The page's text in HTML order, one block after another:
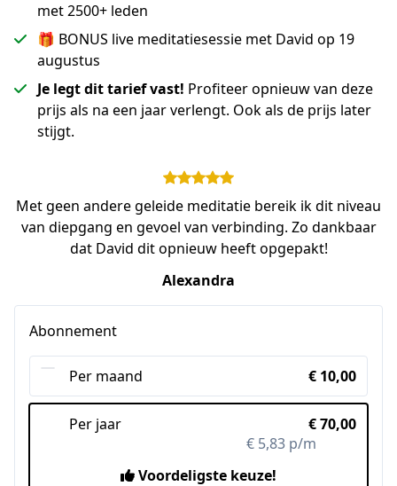
met 2500+ leden
🎁 BONUS live meditatiesessie met David op 19
augustus
Je legt dit tarief vast! Profiteer opnieuw van deze
prijs als na een jaar verlengt. Ook als de prijs later
stijgt.
Met geen andere geleide meditatie bereik ik dit niveau
van diepgang en gevoel van verbinding. Zo dankbaar
dat David dit opnieuw heeft opgepakt!
Alexandra
Abonnement
Per maand € 10,00
Per jaar
€ 70,00
€ 5,83 p/m
Voordeligste keuze!